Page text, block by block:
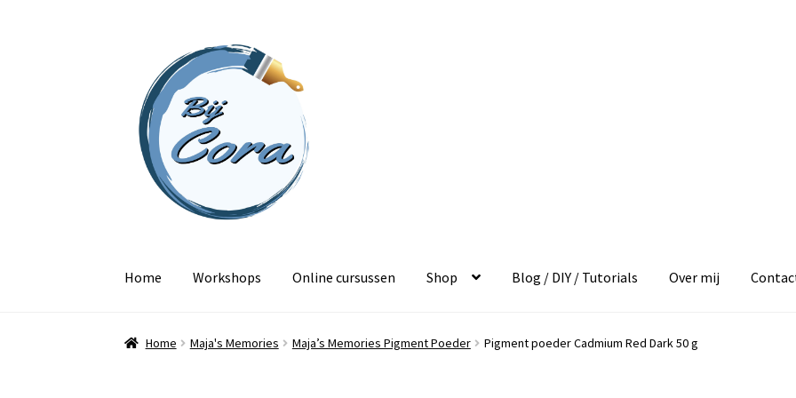
naar
navigatie
inhoud
Home Workshops Online cursussen Shop Blog / DIY / Tutorials Over mij
Home Maja's Memories Maja’s Memories Pigment Poeder Pigment poeder Cadmium Red Dark 50 g